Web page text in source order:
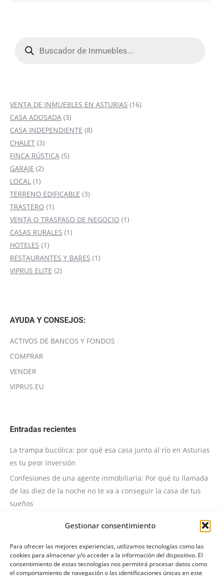
Gestionar consentimiento
Para ofrecer las mejores experiencias, utilizamos tecnologías como las
cookies para almacenar y/o acceder a la información del dispositivo. El
consentimiento de estas tecnologías nos permitirá procesar datos como
el comportamiento de navegación o las identificaciones únicas en este
productos
VENTA DE INMUEBLES EN ASTURIAS 1616
CASA ADOSADA 33
productos
CASA INDEPENDIENTE 88
CHALET 33
productos
FINCA RÚSTICA 55
GARAJE 22
LOCAL 11
producto
TERRENO EDIFICABLE 33
TRASTERO 11
producto
VENTA O TRASPASO DE NEGOCIO 11
CASAS RURALES 11
HOTELES 11
producto
RESTAURANTES Y BARES 11
VIPRUS ELITE 22
AYUDA Y CONSEJOS:
ACTIVOS DE BANCOS Y FONDOS
COMPRAR
VENDER
VIPRUS.EU
Entradas recientes
La trampa bucólica: por qué esa casa junto al río en Asturias
es tu peor inversión
Confesiones de una agente inmobiliaria: Por qué tu llamada
de las diez de la noche no te va a conseguir la casa de tus
sueños
❗️❗️COMUNICADO OFICIAL: ACTUALIZACIÓN DE LA POLÍTICA DE
VISITAS A INMUEBLES❗️❗️
Invertir en Propiedades de Fondos: El Arte de Transformar